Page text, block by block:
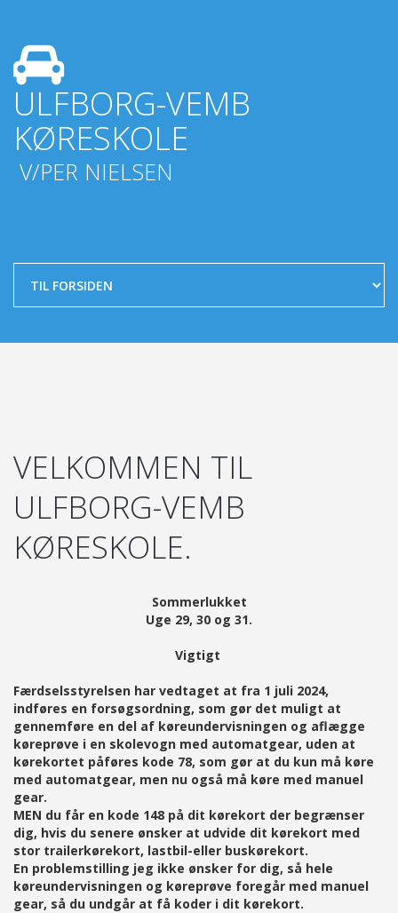
ULFBORG-VEMB
KØRESKOLE
V/PER NIELSEN
VELKOMMEN TIL
ULFBORG-VEMB
KØRESKOLE.
Sommerlukket
Uge 29, 30 og 31.
Vigtigt
Færdselsstyrelsen har vedtaget at fra 1 juli 2024,
indføres en forsøgsordning, som gør det muligt at
gennemføre en del af køreundervisningen og aflægge
køreprøve i en skolevogn med automatgear, uden at
kørekortet påføres kode 78, som gør at du kun må køre
med automatgear, men nu også må køre med manuel
gear.
MEN du får en kode 148 på dit kørekort der begrænser
dig, hvis du senere ønsker at udvide dit kørekort med
stor trailerkørekort, lastbil-eller buskørekort.
En problemstilling jeg ikke ønsker for dig, så hele
køreundervisningen og køreprøve foregår med manuel
gear, så du undgår at få koder i dit kørekort.